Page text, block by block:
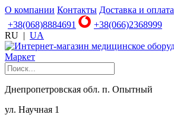
О компании Контакты Доставка и оплата
+38(068)8884691
+38(066)2368999
RU | UA
Днепропетровская обл. п. Опытный
ул. Научная 1